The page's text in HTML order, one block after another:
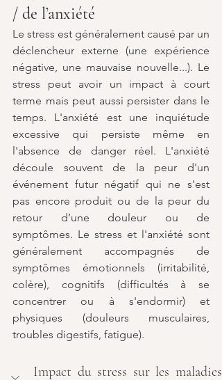
/ de l’anxiété
Le stress est généralement causé par un
déclencheur externe (une expérience
négative, une mauvaise nouvelle...). Le
stress peut avoir un impact à court
terme mais peut aussi persister dans le
temps. L'anxiété est une inquiétude
excessive qui persiste même en
l'absence de danger réel. L'anxiété
découle souvent de la peur d'un
événement futur négatif qui ne s'est
pas encore produit ou de la peur du
retour d’une douleur ou de
symptômes. Le stress et l'anxiété sont
généralement accompagnés de
symptômes émotionnels (irritabilité,
colère), cognitifs (difficultés à se
concentrer ou à s'endormir) et
physiques (douleurs musculaires,
troubles digestifs, fatigue).
Impact du stress sur les maladies